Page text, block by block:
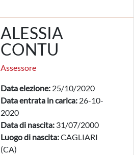
ALESSIA
CONTU
Assessore
Data elezione: 25/10/2020
Data entrata in carica: 26-10-
2020
Data di nascita: 31/07/2000
Luogo di nascita:CAGLIARI
(CA)